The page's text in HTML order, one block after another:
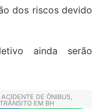
dos riscos devido
ainda serão
ACIDENTE DE ÔNIBUS,
EM BH